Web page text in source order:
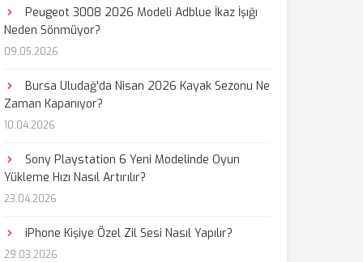
Peugeot 3008 2026 Modeli Adblue İkaz İşığı
Neden Sönmüyor?
09.05.2026
Bursa Uludağ'da Nisan 2026 Kayak Sezonu Ne
Zaman Kapanıyor?
10.04.2026
Sony Playstation 6 Yeni Modelinde Oyun
Yükleme Hızı Nasıl Artırılır?
23.04.2026
iPhone Kişiye Özel Zil Sesi Nasıl Yapılır?
29.03.2026